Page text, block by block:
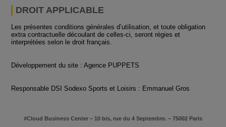
DROIT APPLICABLE
Les présentes conditions générales d’utilisation, et toute obligation
extra contractuelle découlant de celles-ci, seront régies et
interprétées selon le droit français.
Développement du site : Agence PUPPETS
Responsable DSI Sodexo Sports et Loisirs : Emmanuel Gros
#Cloud Business Center – 10 bis, rue du 4 Septembre. – 75002 Paris